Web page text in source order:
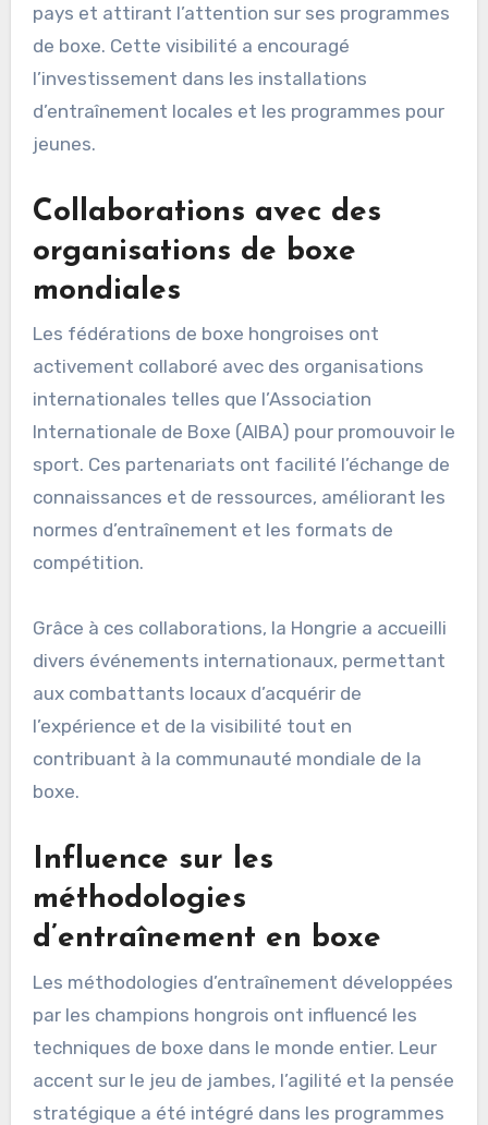
pays et attirant l’attention sur ses programmes
de boxe. Cette visibilité a encouragé
l’investissement dans les installations
d’entraînement locales et les programmes pour
jeunes.
Collaborations avec des
organisations de boxe
mondiales
Les fédérations de boxe hongroises ont
activement collaboré avec des organisations
internationales telles que l’Association
Internationale de Boxe (AIBA) pour promouvoir le
sport. Ces partenariats ont facilité l’échange de
connaissances et de ressources, améliorant les
normes d’entraînement et les formats de
compétition.
Grâce à ces collaborations, la Hongrie a accueilli
divers événements internationaux, permettant
aux combattants locaux d’acquérir de
l’expérience et de la visibilité tout en
contribuant à la communauté mondiale de la
boxe.
Influence sur les
méthodologies
d’entraînement en boxe
Les méthodologies d’entraînement développées
par les champions hongrois ont influencé les
techniques de boxe dans le monde entier. Leur
accent sur le jeu de jambes, l’agilité et la pensée
stratégique a été intégré dans les programmes